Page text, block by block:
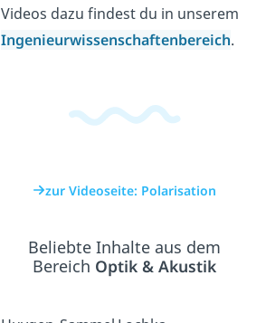
Videos dazu findest du in unserem
Ingenieurwissenschaftenbereich.
zur Videoseite: Polarisation
Beliebte Inhalte aus dem
Bereich Optik & Akustik